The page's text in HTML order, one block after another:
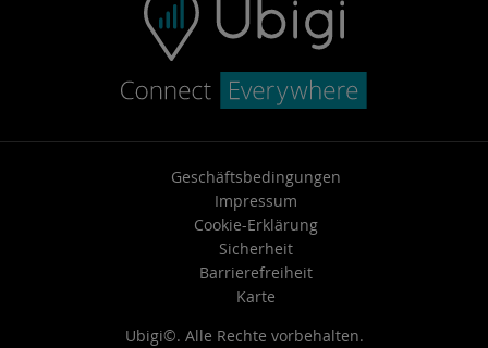
Geschäftsbedingungen
Impressum
Cookie-Erklärung
Sicherheit
Barrierefreiheit
Karte
Ubigi©. Alle Rechte vorbehalten.